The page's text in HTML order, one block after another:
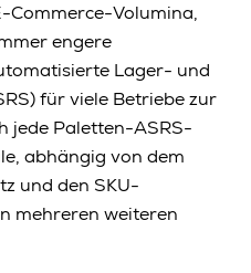
Commerce-Volumina,
engere
Lager- und
für viele Betriebe zur
jede Paletten-ASRS-
abhängig von dem
und den SKU-
mehreren weiteren